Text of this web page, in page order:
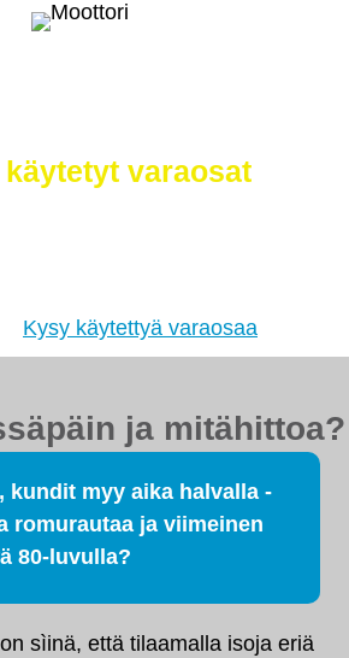
käytetyt varaosat
Kysy käytettyä varaosaa
ja mitähittoa?
kundit myy aika halvalla -
romurautaa ja viimeinen
80-luvulla?
sìinä, että tilaamalla isoja eriä